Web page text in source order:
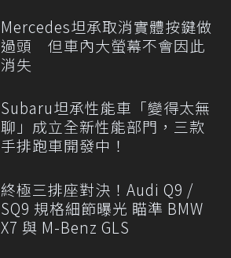
Mercedes坦承取消實體按鍵做
過頭 但車內大螢幕不會因此
消失
Subaru坦承性能車「變得太無
聊」成立全新性能部門，三款
手排跑車開發中！
終極三排座對決！Audi Q9 /
SQ9 規格細節曝光 瞄準 BMW
X7 與 M-Benz GLS